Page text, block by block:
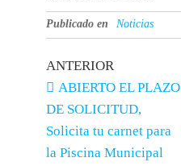
Publicado en Noticias
ANTERIOR
ABIERTO EL PLAZO
DE SOLICITUD,
Solicita tu carnet para
la Piscina Municipal